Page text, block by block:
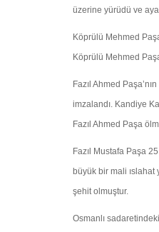
üzerine yürüdü ve
Köprülü Mehmed
Köprülü Mehmed
Fazıl Ahmed
imzalandı. Kandiye
Fazıl Ahmed Paşa
Fazıl Mustafa Paşa
büyük bir mali ıslahat
şehit olmuştur.
Osmanlı